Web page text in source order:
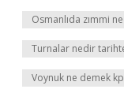
Osmanlıda zımmi
Turnalar nedir
Voynuk ne demek